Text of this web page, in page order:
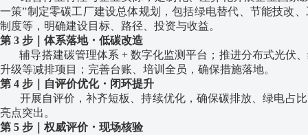
一策”制定零碳工厂建设总体规划，包括绿电替代、节能技改
制度等，明确建设目标、路径、投资与收益。
第 3 步｜体系落地・低碳改造
辅导搭建碳管理体系 + 数字化监测平台；推进分布式光伏
升级等减排项目；完善台账、培训全员，确保措施落地。
第 4 步｜自评价优化・闭环提升
开展自评价，补齐短板、持续优化，确保碳排放、绿电占
亮点突出。
第 5 步｜权威评价・现场核验